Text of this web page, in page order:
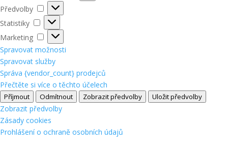
Předvolby
Předvolby
Statistiky
Statistiky
Marketing
Marketing
Spravovat možnosti
Spravovat služby
Správa {vendor_count} prodejců
Přečtěte si více o těchto účelech
Příjmout Odmítnout Zobrazit předvolby Uložit předvolby
Zobrazit předvolby
Zásady cookies
Prohlášení o ochraně osobních údajů